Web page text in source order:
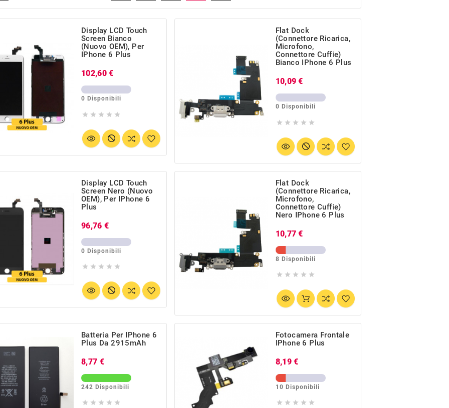
Display LCD Touch
Screen Bianco
(Nuovo OEM), Per
IPhone 6 Plus
102,60 €
0 Disponibili
    
Flat Dock
(Connettore Ricarica,
Microfono,
Connettore Cuffie)
Bianco IPhone 6 Plus
10,09 €
0 Disponibili
    
Display LCD Touch
Screen Nero (Nuovo
OEM), Per IPhone 6
Plus
96,76 €
0 Disponibili
    
Flat Dock
(Connettore Ricarica,
Microfono,
Connettore Cuffie)
Nero IPhone 6 Plus
10,77 €
8 Disponibili
    
Batteria Per IPhone 6
Plus Da 2915mAh
8,77 €
242 Disponibili
    
Fotocamera Frontale
IPhone 6 Plus
8,19 €
10 Disponibili
    